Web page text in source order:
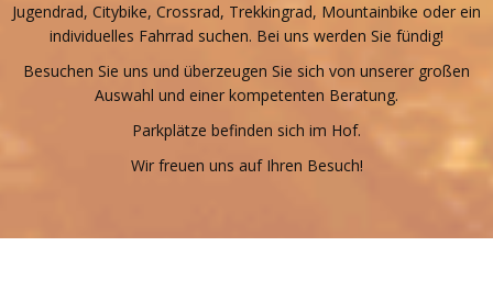
Jugendrad, Citybike, Crossrad, Trekkingrad, Mountainbike oder ein
individuelles Fahrrad suchen. Bei uns werden Sie fündig!
Besuchen Sie uns und überzeugen Sie sich von unserer großen
Auswahl und einer kompetenten Beratung.
Parkplätze befinden sich im Hof.
Wir freuen uns auf Ihren Besuch!